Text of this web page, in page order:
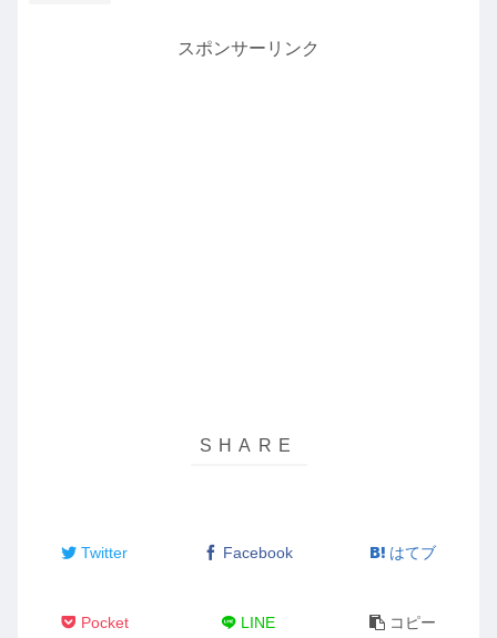
スポンサーリンク
Twitter Facebook はてブ
Pocket LINE コピー